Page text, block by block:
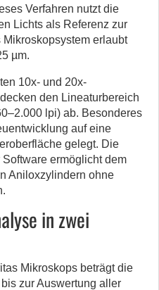
Verfahren nutzt die
Lichts als Referenz zur
erlaubt
µm.
10x- und 20x-
den Lineaturbereich
lpi) ab. Besonderes
auf eine
gelegt. Die
ermöglicht dem
Aniloxzylindern ohne
in zwei
Mikroskops beträgt die
zur Auswertung aller